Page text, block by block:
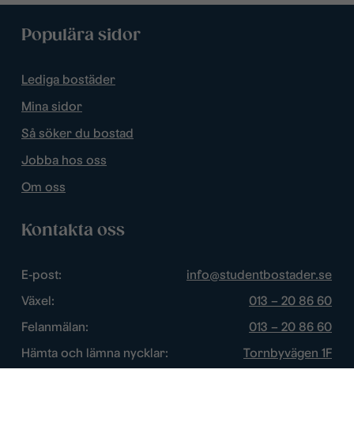
Populära sidor
Lediga bostäder
Mina sidor
Så söker du bostad
Jobba hos oss
Om oss
Kontakta oss
E-post:
info@studentbostader.se
Växel:
013 – 20 86 60
Felanmälan:
013 – 20 86 60
Hämta och lämna nycklar:
Tornbyvägen 1F